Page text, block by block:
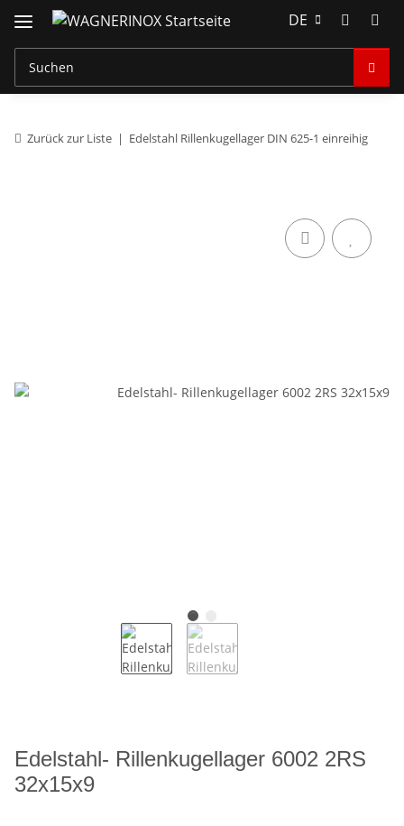
DE
Zurück zur Liste Edelstahl Rillenkugellager DIN 625-1 einreihig
Edelstahl- Rillenkugellager 6002 2RS
32x15x9